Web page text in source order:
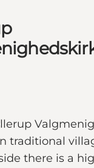
traditional
there is a